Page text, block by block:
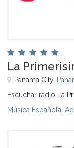
La
Panama City,
Escuchar radio La
Música Española